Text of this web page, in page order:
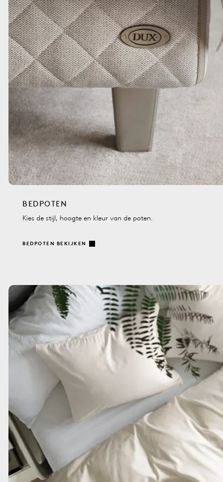
BEDPOTEN
Kies de stijl, hoogte en kleur van de poten.
BEDPOTEN BEKIJKEN